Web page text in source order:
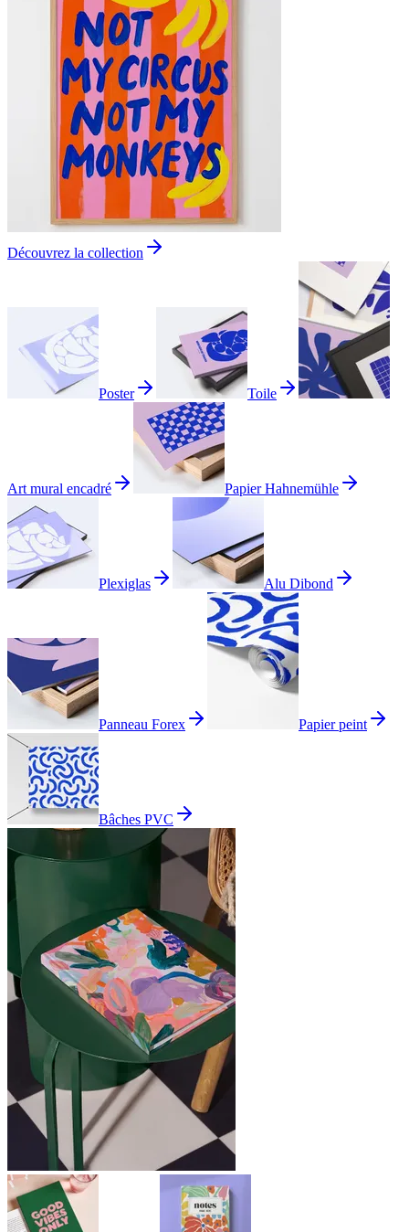
Découvrez la collection
Poster Toile
Art mural encadré Papier Hahnemühle
Plexiglas Alu Dibond
Panneau Forex Papier peint
Bâches PVC